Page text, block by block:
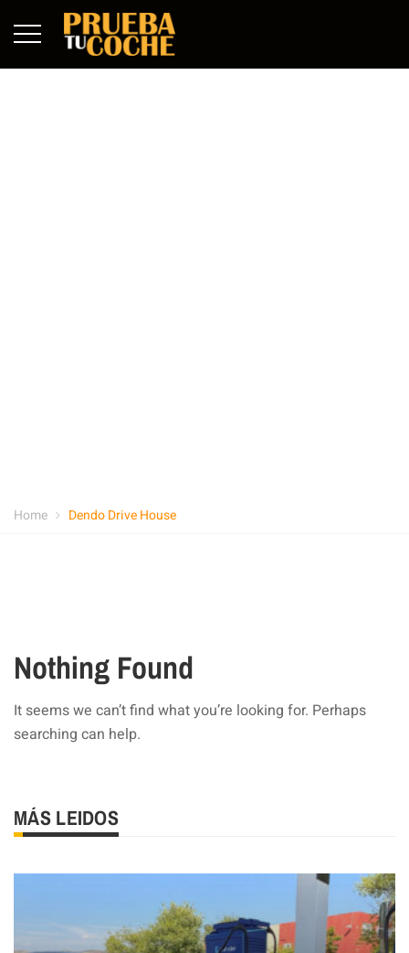
Home Dendo Drive House
Nothing Found
It seems we can’t find what you’re looking for. Perhaps
searching can help.
MÁS LEIDOS